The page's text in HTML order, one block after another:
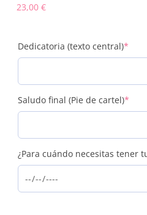
23,00 €
Dedicatoria (texto central)*
Saludo final (Pie de cartel)*
¿Para cuándo necesitas tener